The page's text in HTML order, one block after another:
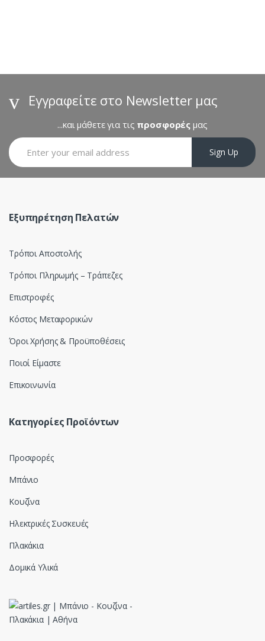
d
Εγγραφείτε στο Newsletter μας
...και μάθετε για τις προσφορές μας
Sign Up
Εξυπηρέτηση Πελατών
Τρόποι Αποστολής
Τρόποι Πληρωμής – Τράπεζες
Επιστροφές
Κόστος Μεταφορικών
Όροι Χρήσης & Προϋποθέσεις
Ποιοί Είμαστε
Επικοινωνία
Κατηγορίες Προϊόντων
Προσφορές
Μπάνιο
Κουζίνα
Ηλεκτρικές Συσκευές
Πλακάκια
Δομικά Υλικά